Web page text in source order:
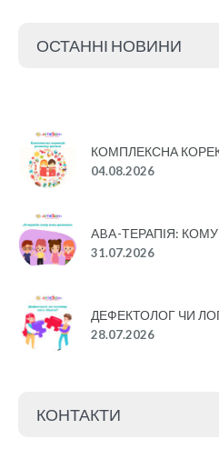
ОСТАННІ НОВИНИ
КОМПЛЕКСНА
04.08.2026
ABA-ТЕРАПІЯ:
31.07.2026
ДЕФЕКТОЛОГ ЧИ
28.07.2026
КОНТАКТИ